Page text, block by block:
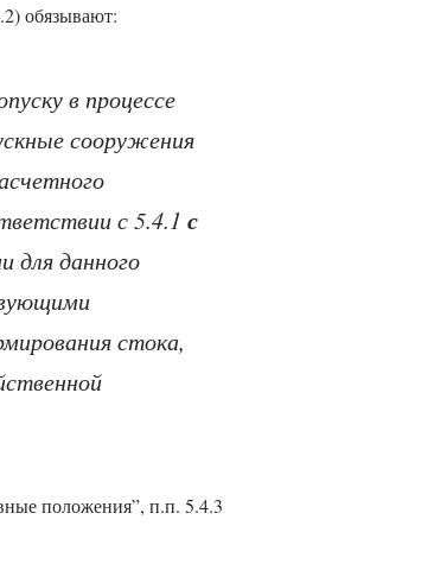
обязывают:
в процессе
сооружения
с 5.4.1 с
для данного
стока,
положения”, п.п. 5.4.3